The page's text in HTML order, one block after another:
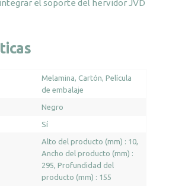
el soporte del hervidor JVD
Melamina Cartón Película
de embalaje
Negro
Sí
Alto del producto (mm) : 10
Ancho del producto (mm) :
295 Profundidad del
producto (mm) : 155